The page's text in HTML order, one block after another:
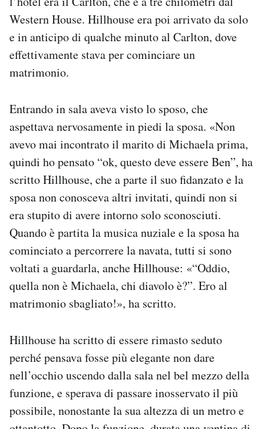
Western House. Hillhouse era poi arrivato da solo
e in anticipo di qualche minuto al Carlton, dove
effettivamente stava per cominciare un
matrimonio.
Entrando in sala aveva visto lo sposo, che
aspettava nervosamente in piedi la sposa. «Non
avevo mai incontrato il marito di Michaela prima,
quindi ho pensato “ok, questo deve essere Ben”, ha
scritto Hillhouse, che a parte il suo fidanzato e la
sposa non conosceva altri invitati, quindi non si
era stupito di avere intorno solo sconosciuti.
Quando è partita la musica nuziale e la sposa ha
cominciato a percorrere la navata, tutti si sono
voltati a guardarla, anche Hillhouse: «“Oddio,
quella non è Michaela, chi diavolo è?”. Ero al
matrimonio sbagliato!», ha scritto.
Hillhouse ha scritto di essere rimasto seduto
perché pensava fosse più elegante non dare
nell’occhio uscendo dalla sala nel bel mezzo della
funzione, e sperava di passare inosservato il più
possibile, nonostante la sua altezza di un metro e